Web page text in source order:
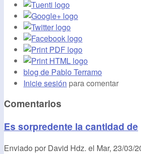
blog de Pablo Terramo
Inicie sesión para comentar
Comentarios
Es sorpredente la cantidad de
Enviado por David Hdz. el Mar, 23/03/